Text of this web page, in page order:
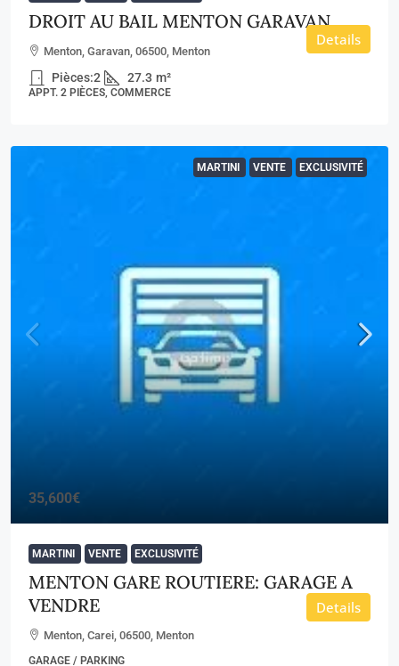
DROIT AU BAIL MENTON GARAVAN
Menton, Garavan, 06500, Menton
Pièces:2 27.3 m²
APPT. 2 PIÈCES, COMMERCE
Details
MARTINI VENTE EXCLUSIVITÉ
35,600€
MARTINI VENTE EXCLUSIVITÉ
MENTON GARE ROUTIERE: GARAGE A
VENDRE
Menton, Carei, 06500, Menton
GARAGE / PARKING
Details